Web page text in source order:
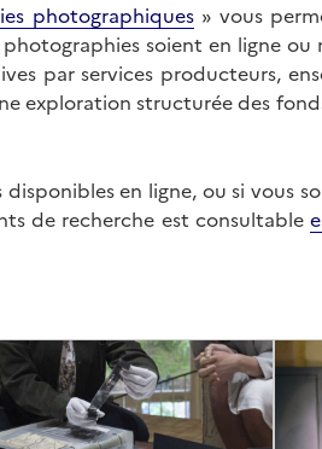
photographiques» vous
soient en ligne
par services producteurs,
exploration structurée des
en ligne, ou si vous
de recherche est consultable